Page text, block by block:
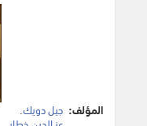
المؤلف: جيل دويك.